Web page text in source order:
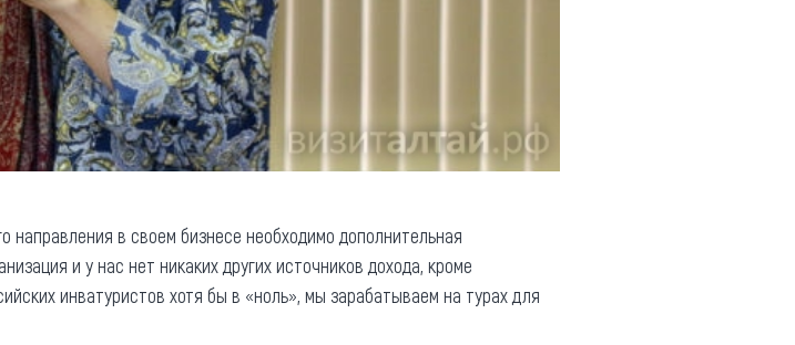
направления в своем бизнесе необходимо дополнительная
и у нас нет никаких других источников дохода, кроме
инватуристов хотя бы в «ноль», мы зарабатываем на турах для